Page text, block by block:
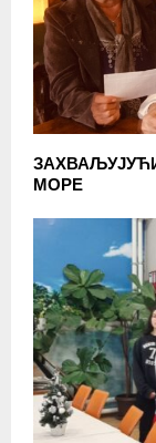
МОРЕ